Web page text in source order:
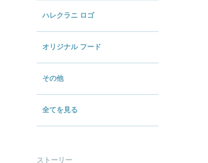
ハレクラニ ロゴ
オリジナル フード
その他
全てを見る
ストーリー